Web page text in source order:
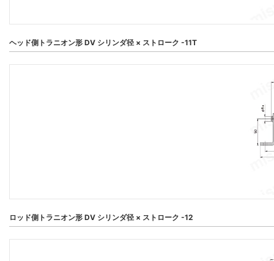
ヘッド側トラニオン形 DV シリンダ径 × ストローク -11T
ロッド側トラニオン形 DV シリンダ径 × ストローク -12